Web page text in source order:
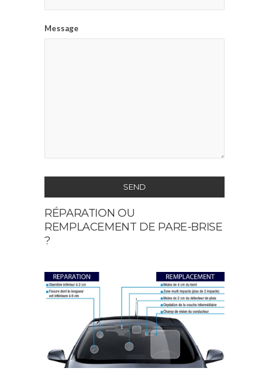
Message
SEND
This
field
should
left
blank
RÉPARATION OU
REMPLACEMENT DE PARE-BRISE
?